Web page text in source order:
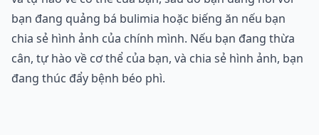
bạn đang quảng bá bulimia hoặc biếng ăn nếu bạn
chia sẻ hình ảnh của chính mình. Nếu bạn đang thừa
cân, tự hào về cơ thể của bạn, và chia sẻ hình ảnh, bạn
đang thúc đẩy bệnh béo phì.